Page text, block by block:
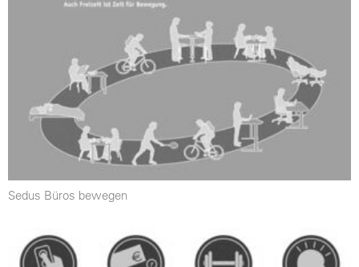
Sedus Büros bewegen